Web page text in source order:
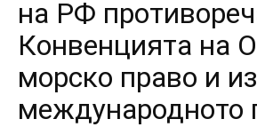
на РФ
Конвенцията на
морско право и
международното